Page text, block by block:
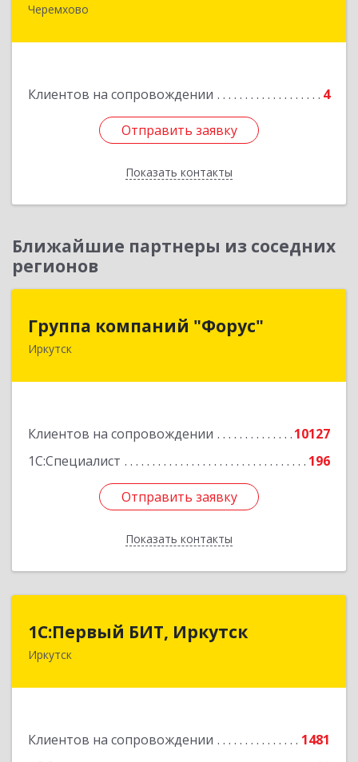
Черемхово
Клиентов на сопровождении 4
Отправить заявку
Показать контакты
665413, Иркутская обл, Черемхово г, Ленина ул,
Отправить заявку
Назад
Ближайшие партнеры из соседних
регионов
Группа компаний "Форус"
Иркутск
Клиентов на сопровождении
10127
1С:Специалист
196
Отправить заявку
Показать контакты
Группа компаний "Форус"
664007, Иркутская обл, Иркутск г, Ямская ул,
Отправить заявку
Назад
1С:Первый БИТ, Иркутск
Иркутск
Клиентов на сопровождении
1481
1С:Первый БИТ, Иркутск
664007, Иркутская обл, Иркутск г, Декабрьских